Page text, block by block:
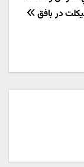
در بافق